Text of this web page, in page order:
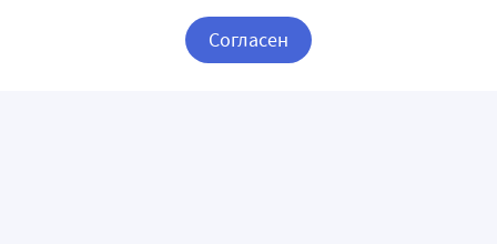
Все пункты доставки в Саратове – 440 аптек.
Согласен